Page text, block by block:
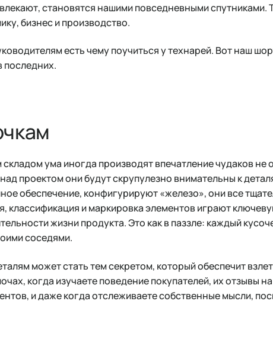
становятся нашими повседневными спутниками.
бизнес и производство.
есть чему поучиться у технарей. Вот наш
последних.
ума иногда производят впечатление чудаков не
проектом они будут скрупулезно внимательны к
обеспечение, конфигурируют «железо», они все
классификация и маркировка элементов играют
жизни продукта. Это как в паззле: каждый
соседями.
может стать тем секретом, который обеспечит
когда изучаете поведение покупателей, их отзывы
и даже когда отслеживаете собственные мысли,